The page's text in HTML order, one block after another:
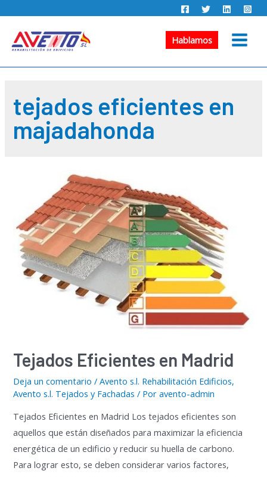
contenido
Hablamos
Main
tejados eficientes en
majadahonda
Tejados Eficientes en Madrid
Deja un comentario /Avento s.l. Rehabilitación Edificios,
Avento s.l. Tejados y Fachadas / Poravento-admin
Tejados Eficientes en Madrid Los tejados eficientes son
aquellos que están diseñados para maximizar la eficiencia
energética de un edificio y reducir su huella de carbono.
Para lograr esto, se deben considerar varios factores,